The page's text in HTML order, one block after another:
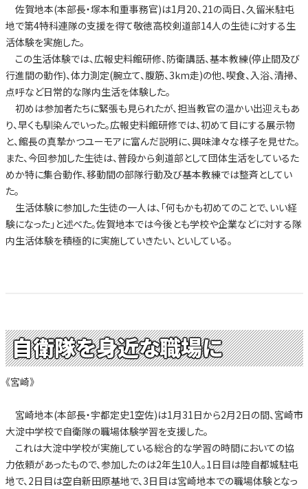
佐賀地本(本部長・塚本和重事務官)は1月20、21の両日、久留米駐屯
地で第4特科連隊の支援を得て敬徳高校剣道部14人の生徒に対する生
活体験を実施した。
この生活体験では、広報史料館研修、防衛講話、基本教練(停止間及び
行進間の動作)、体力測定(腕立て、腹筋、3km走)の他、喫食、入浴、清掃、
点呼など日常的な隊内生活を体験した。
初めは参加者たちに緊張も見られたが、担当教官の温かい出迎えもあ
り、早くも馴染んでいった。広報史料館研修では、初めて目にする展示物
と、館長の真摯かつユーモアに富んだ説明に、興味津々な様子を見せた。
また、今回参加した生徒は、普段から剣道部として団体生活をしているた
めか特に集合動作、移動間の部隊行動及び基本教練では整斉としてい
た。
生活体験に参加した生徒の一人は、「何もかも初めてのことで、いい経
験になった」と述べた。佐賀地本では今後とも学校や企業などに対する隊
内生活体験を積極的に実施していきたい、といしている。
自衛隊を身近な職場に
《宮崎》
宮崎地本(本部長・宇都定史1空佐)は1月31日から2月2日の間、宮崎市
大淀中学校で自衛隊の職場体験学習を支援した。
これは大淀中学校が実施している総合的な学習の時間においての協
力依頼があったもので、参加したのは2年生10人。1日目は陸自都城駐屯
地で、2日目は空自新田原基地で、3日目は宮崎地本での職場体験となっ